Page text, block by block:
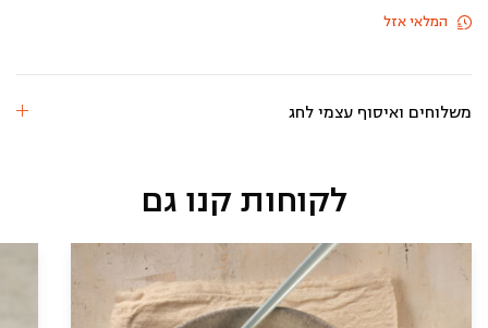
המלאי אזל
משלוחים ואיסוף עצמי לחג
לקוחות קנו גם